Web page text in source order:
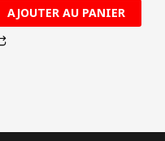
AJOUTER AU PANIER